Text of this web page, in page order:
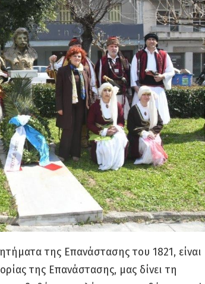
της Επανάστασης του 1821, είναι
της Επανάστασης, μας δίνει τη